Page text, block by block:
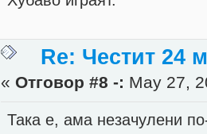
Re: Честит 24
« Отговор #8 -: May 27,
Така е, ама незачулени